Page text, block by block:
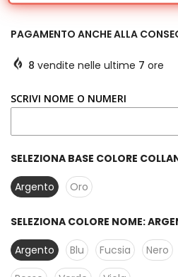
PAGAMENTO ANCHE ALLA
8 vendite nelle ultime 7 ore
SCRIVI NOME O NUMERI
SELEZIONA BASE COLORE
Argento
Oro
SELEZIONA COLORE NOME:
Argento
Blu Fucsia Nero